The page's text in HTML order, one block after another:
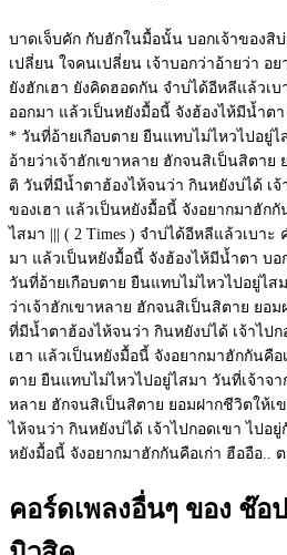
บาดเจ็บคัก กับฮักในมื้อนั้น บอกเจ้าของสิ
เปลี่ยน ใจคนเปลี่ยน เจ้าบอกว่าอ้ายว่า อ
ยังฮักเฮา ยังคิดฮอดกัน จำบ่ได้อีหลีแล้วเบ
ออกมา แล้วเป็นหยังมื้อนี้ จังฮ้องไห้มีน้ำต
* วันที่อ้ายเกือบตาย ยืนแทบไม่ไหวไปอยู่ไ
อ้ายว่าเจ้าฮักเขาหลาย ฮักจนสิเป็นสิตาย
ติ วันที่มีน้ำตาฮ้องไห้จนว่า กินหยังบ่ได้ เจ้
ของเฮา แล้วเป็นหยังมื้อนี้ จังอยากมาฮัก
ไสมา ||| ( 2 Times ) จำบ่ได้อีหลีแล้วเบาะ
มา แล้วเป็นหยังมื้อนี้ จังฮ้องไห้มีน้ำตา บอ
วันที่อ้ายเกือบตาย ยืนแทบไม่ไหวไปอยู่ไส
ว่าเจ้าฮักเขาหลาย ฮักจนสิเป็นสิตาย ยอ
ที่มีน้ำตาฮ้องไห้จนว่า กินหยังบ่ได้ เจ้าไปก
เฮา แล้วเป็นหยังมื้อนี้ จังอยากมาฮักกันคือ
ตาย ยืนแทบไม่ไหวไปอยู่ไสมา วันที่เจ้าจา
หลาย ฮักจนสิเป็นสิตาย ยอมฝากชีวิตให้
ไห้จนว่า กินหยังบ่ได้ เจ้าไปกอดเขา ไปอ
หยังมื้อนี้ จังอยากมาฮักกันคือเก่า ฮืออือ..
คอร์ดเพลงอื่นๆ ของ ช๊อ